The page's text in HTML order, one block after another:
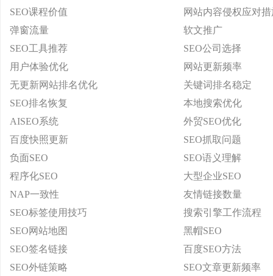
SEO课程价值
网站内容侵权应对措
弹窗流量
软文推广
SEO工具推荐
SEO公司选择
用户体验优化
网站更新频率
无更新网站排名优化
关键词排名稳定
SEO排名恢复
本地搜索优化
AISEO系统
外贸SEO优化
百度快照更新
SEO抓取问题
负面SEO
SEO语义理解
程序化SEO
大型企业SEO
NAP一致性
友情链接数量
SEO标签使用技巧
搜索引擎工作流程
SEO网站地图
黑帽SEO
SEO签名链接
百度SEO方法
SEO外链策略
SEO文章更新频率